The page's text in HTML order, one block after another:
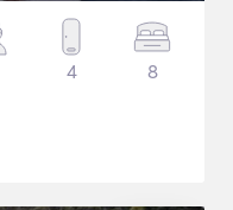
4 8